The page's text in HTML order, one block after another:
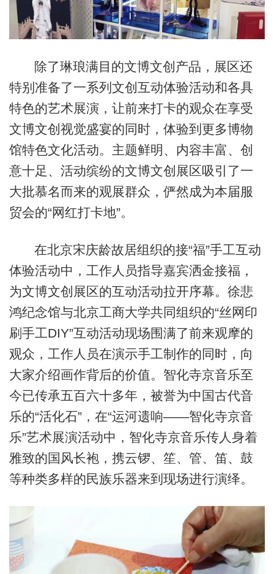
除了琳琅满目的文博文创产品，展区还
特别准备了一系列文创互动体验活动和各具
特色的艺术展演，让前来打卡的观众在享受
文博文创视觉盛宴的同时，体验到更多博物
馆特色文化活动。主题鲜明、内容丰富、创
意十足、活动缤纷的文博文创展区吸引了一
大批慕名而来的观展群众，俨然成为本届服
贸会的“网红打卡地”。
在北京宋庆龄故居组织的接“福”手工互动
体验活动中，工作人员指导嘉宾洒金接福，
为文博文创展区的互动活动拉开序幕。徐悲
鸿纪念馆与北京工商大学共同组织的“丝网印
刷手工DIY”互动活动现场围满了前来观摩的
观众，工作人员在演示手工制作的同时，向
大家介绍画作背后的价值。智化寺京音乐至
今已传承五百六十多年，被誉为中国古代音
乐的“活化石”，在“运河遗响——智化寺京音
乐”艺术展演活动中，智化寺京音乐传人身着
雅致的国风长袍，携云锣、笙、管、笛、鼓
等种类多样的民族乐器来到现场进行演绎。